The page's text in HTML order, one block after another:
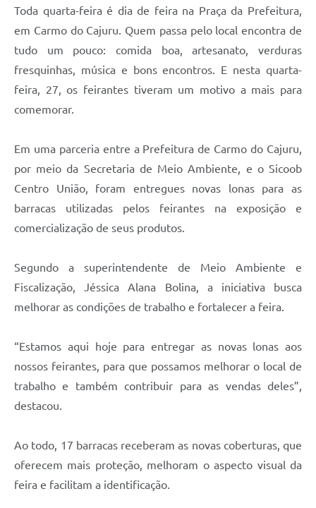
Toda quarta-feira é dia de feira na Praça da Prefeitura,
em Carmo do Cajuru. Quem passa pelo local encontra de
tudo um pouco: comida boa, artesanato, verduras
fresquinhas, música e bons encontros. E nesta quarta-
feira, 27, os feirantes tiveram um motivo a mais para
comemorar.
Em uma parceria entre a Prefeitura de Carmo do Cajuru,
por meio da Secretaria de Meio Ambiente, e o Sicoob
Centro União, foram entregues novas lonas para as
barracas utilizadas pelos feirantes na exposição e
comercialização de seus produtos.
Segundo a superintendente de Meio Ambiente e
Fiscalização, Jéssica Alana Bolina, a iniciativa busca
melhorar as condições de trabalho e fortalecer a feira.
“Estamos aqui hoje para entregar as novas lonas aos
nossos feirantes, para que possamos melhorar o local de
trabalho e também contribuir para as vendas deles”,
destacou.
Ao todo, 17 barracas receberam as novas coberturas, que
oferecem mais proteção, melhoram o aspecto visual da
feira e facilitam a identificação.